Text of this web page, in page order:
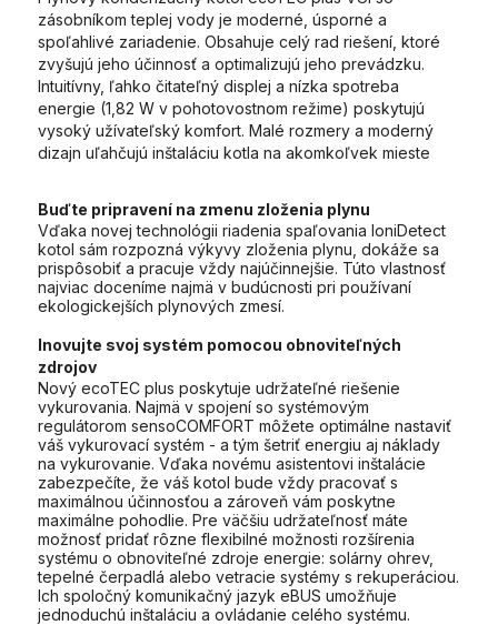
zásobníkom teplej vody je moderné, úsporné a
spoľahlivé zariadenie. Obsahuje celý rad riešení, ktoré
zvyšujú jeho účinnosť a optimalizujú jeho prevádzku.
Intuitívny, ľahko čitateľný displej a nízka spotreba
energie (1,82 W v pohotovostnom režime) poskytujú
vysoký užívateľský komfort. Malé rozmery a moderný
dizajn uľahčujú inštaláciu kotla na akomkoľvek mieste
Buďte pripravení na zmenu zloženia plynu
Vďaka novej technológii riadenia spaľovania IoniDetect
kotol sám rozpozná výkyvy zloženia plynu, dokáže sa
prispôsobiť a pracuje vždy najúčinnejšie. Túto vlastnosť
najviac doceníme najmä v budúcnosti pri používaní
ekologickejších plynových zmesí.
Inovujte svoj systém pomocou obnoviteľných
zdrojov
Nový ecoTEC plus poskytuje udržateľné riešenie
vykurovania. Najmä v spojení so systémovým
regulátorom sensoCOMFORT môžete optimálne nastaviť
váš vykurovací systém - a tým šetriť energiu aj náklady
na vykurovanie. Vďaka novému asistentovi inštalácie
zabezpečíte, že váš kotol bude vždy pracovať s
maximálnou účinnosťou a zároveň vám poskytne
maximálne pohodlie. Pre väčšiu udržateľnosť máte
možnosť pridať rôzne flexibilné možnosti rozšírenia
systému o obnoviteľné zdroje energie: solárny ohrev,
tepelné čerpadlá alebo vetracie systémy s rekuperáciou.
Ich spoločný komunikačný jazyk eBUS umožňuje
jednoduchú inštaláciu a ovládanie celého systému.